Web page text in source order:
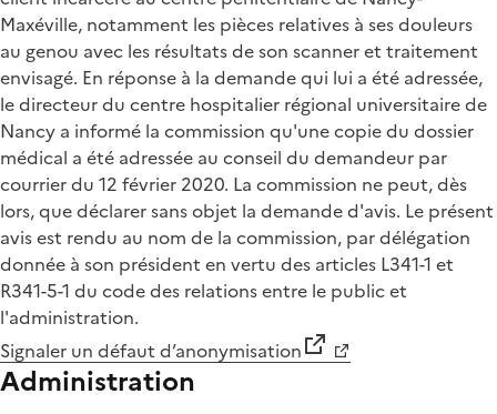
Maxéville, notamment les pièces relatives à ses douleurs
au genou avec les résultats de son scanner et traitement
envisagé. En réponse à la demande qui lui a été adressée,
le directeur du centre hospitalier régional universitaire de
Nancy a informé la commission qu'une copie du dossier
médical a été adressée au conseil du demandeur par
courrier du 12 février 2020. La commission ne peut, dès
lors, que déclarer sans objet la demande d'avis. Le présent
avis est rendu au nom de la commission, par délégation
donnée à son président en vertu des articles L341-1 et
R341-5-1 du code des relations entre le public et
l'administration.
Signaler un défaut d’anonymisation
Administration